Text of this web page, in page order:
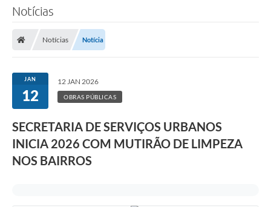
Notícias
Notícias Notícia
JAN
12
12 JAN 2026
OBRAS PÚBLICAS
SECRETARIA DE SERVIÇOS URBANOS
INICIA 2026 COM MUTIRÃO DE LIMPEZA
NOS BAIRROS